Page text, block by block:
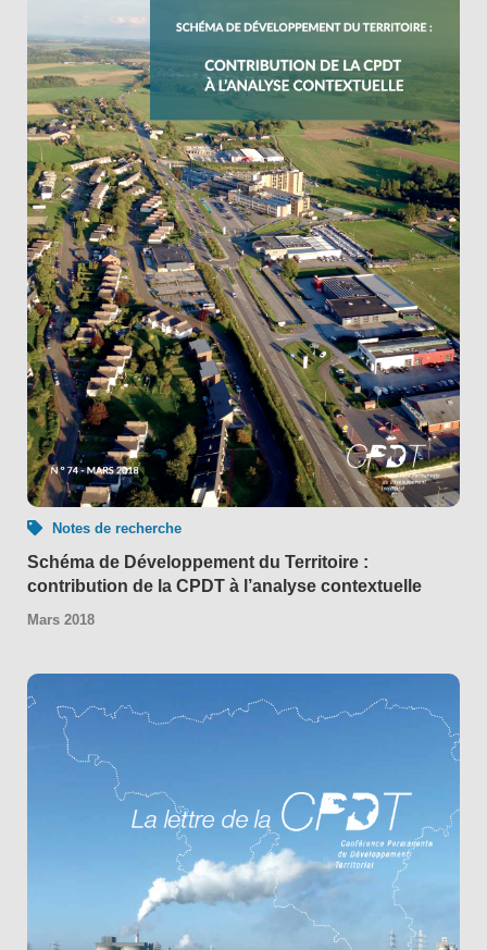
Notes de recherche
Schéma de Développement du Territoire :
contribution de la CPDT à l’analyse contextuelle
Mars 2018